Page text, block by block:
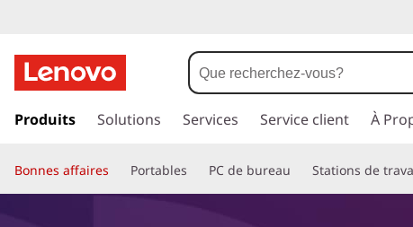
a
e
r
Produits Solutions Services Service client À
Bonnes affaires Portables PC de bureau Stations de